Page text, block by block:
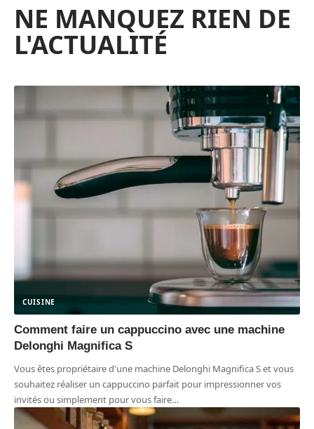
NE MANQUEZ RIEN DE
L'ACTUALITÉ
CUISINE
Comment faire un cappuccino avec une machine
Delonghi Magnifica S
Vous êtes propriétaire d'une machine Delonghi Magnifica S et vous
souhaitez réaliser un cappuccino parfait pour impressionner vos
invités ou simplement pour vous faire…